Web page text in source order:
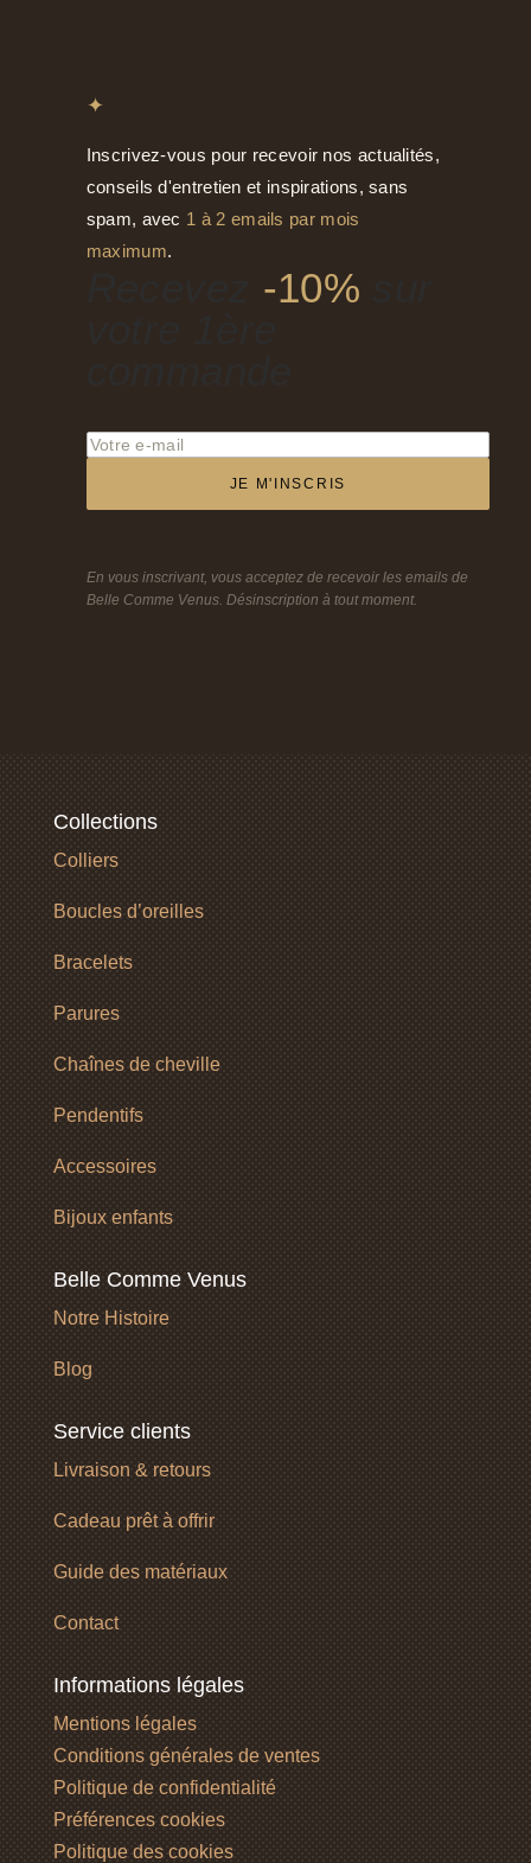
✦
Inscrivez-vous pour recevoir nos actualités,
conseils d'entretien et inspirations, sans
spam, avec 1 à 2 emails par mois
maximum.
-10%
JE M'INSCRIS
En vous inscrivant, vous acceptez de recevoir les emails de
Belle Comme Venus. Désinscription à tout moment.
Collections
Colliers
Boucles d’oreilles
Bracelets
Parures
Chaînes de cheville
Pendentifs
Accessoires
Bijoux enfants
Belle Comme Venus
Notre Histoire
Blog
Service clients
Livraison & retours
Cadeau prêt à offrir
Guide des matériaux
Contact
Informations légales
Mentions légales
Conditions générales de ventes
Politique de confidentialité
Préférences cookies
Politique des cookies